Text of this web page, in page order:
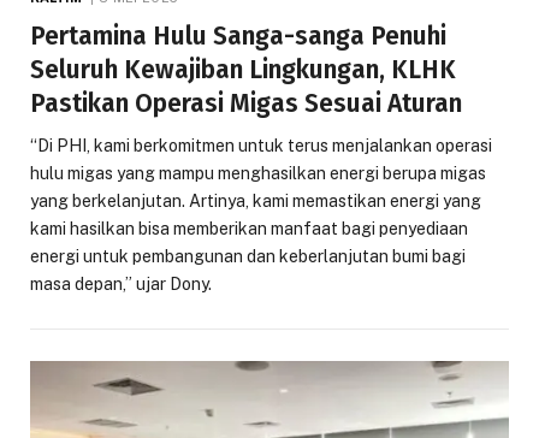
Pertamina Hulu Sanga-sanga Penuhi
Seluruh Kewajiban Lingkungan, KLHK
Pastikan Operasi Migas Sesuai Aturan
“Di PHI, kami berkomitmen untuk terus menjalankan operasi
hulu migas yang mampu menghasilkan energi berupa migas
yang berkelanjutan. Artinya, kami memastikan energi yang
kami hasilkan bisa memberikan manfaat bagi penyediaan
energi untuk pembangunan dan keberlanjutan bumi bagi
masa depan,” ujar Dony.